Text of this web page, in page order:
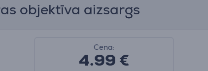
objektīva aizsargs
Cena:
4.99€